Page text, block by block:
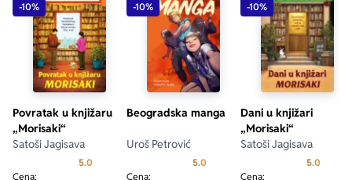
-10%
Povratak u knjižaru
„Morisaki“
Satoši Jagisava
5.0 Prosecna ocena je 5.0 od 5
Cena:
-10%
Beogradska manga
Uroš Petrović
5.0 Prosecna ocena je 5.0 od 5
Cena:
-10%
Dani u knjižari
„Morisaki“
Satoši Jagisava
5.0
Cena: